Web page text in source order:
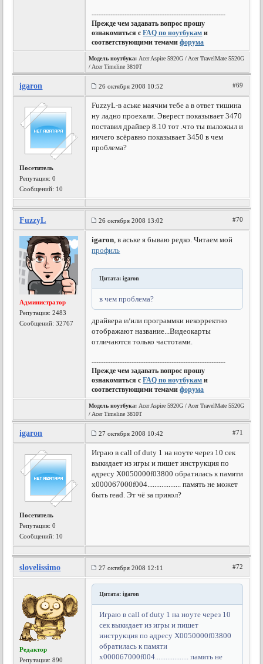
---------------------------------------------------------
Прежде чем задавать вопрос прошу
ознакомиться сFAQ по ноутбукам и
соответствующими темамифорума
Модель ноутбука: Acer Aspire 5920G / Acer TravelMate 5520G
/ Acer Timeline 3810T
igaron 26 октября 2008 10:52 #69
Посетитель
Репутация:0
Сообщений: 10
FuzzyL-в аське маячим тебе а в ответ тишина
ну ладно проехали. Эверест показывает 3470
поставил драйвер 8.10 тот .что ты выложыл и
ничего всёравно показывает 3450 в чем
проблема?
FuzzyL 26 октября 2008 13:02 #70
Администратор
Репутация:2483
Сообщений: 32767
igaron, в аське я бываю редко. Читаем мой
профиль
Цитата: igaron
в чем проблема?
драйвера и/или программки некорректно
отображают название...Видеокарты
отличаются только частотами.
---------------------------------------------------------
Прежде чем задавать вопрос прошу
ознакомиться сFAQ по ноутбукам и
соответствующими темамифорума
Модель ноутбука: Acer Aspire 5920G / Acer TravelMate 5520G
/ Acer Timeline 3810T
igaron 27 октября 2008 10:42 #71
Посетитель
Репутация:0
Сообщений: 10
Играю в call of duty 1 на ноуте через 10 сек
выкидает из игры и пишет инструкция по
адресу Х0050000f03800 обратилась к памяти
x000067000f004................... память не может
быть read. Эт чё за прикол?
slovelissimo 27 октября 2008 12:11 #72
Редактор
Репутация:890
Цитата: igaron
Играю в call of duty 1 на ноуте через 10
сек выкидает из игры и пишет
инструкция по адресу Х0050000f03800
обратилась к памяти
x000067000f004................... память не